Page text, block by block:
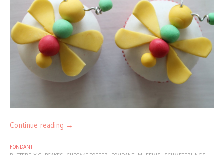
Continue reading →
FONDANT